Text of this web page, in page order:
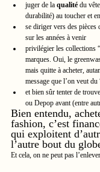
juger de la qualité du
durabilité) au toucher et
se diriger vers des pièces
sur les années à venir
privilégier les collections “
marques. Oui, le
mais quitte à acheter,
message que l’on veut du
et bien sûr tenter de
ou Depop avant (entre
Bien entendu,
fashion, c’est
qui exploitent
l’autre bout du
Et cela, on ne peut pas